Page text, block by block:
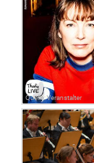
Quelle: Veranstalter